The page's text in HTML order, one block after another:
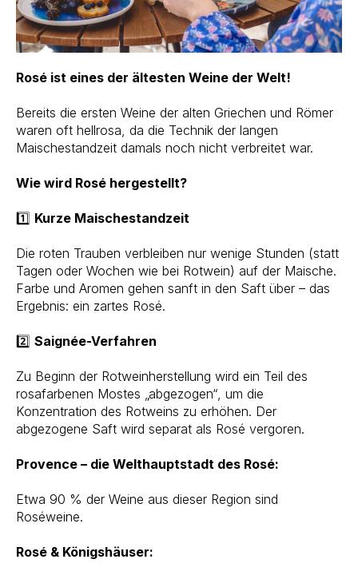
Rosé ist eines der ältesten Weine der Welt!
Bereits die ersten Weine der alten Griechen und Römer
waren oft hellrosa, da die Technik der langen
Maischestandzeit damals noch nicht verbreitet war.
Wie wird Rosé hergestellt?
1️⃣ Kurze Maischestandzeit
Die roten Trauben verbleiben nur wenige Stunden (statt
Tagen oder Wochen wie bei Rotwein) auf der Maische.
Farbe und Aromen gehen sanft in den Saft über – das
Ergebnis: ein zartes Rosé.
2️⃣ Saignée-Verfahren
Zu Beginn der Rotweinherstellung wird ein Teil des
rosafarbenen Mostes „abgezogen“, um die
Konzentration des Rotweins zu erhöhen. Der
abgezogene Saft wird separat als Rosé vergoren.
Provence – die Welthauptstadt des Rosé:
Etwa 90 % der Weine aus dieser Region sind
Roséweine.
Rosé & Königshäuser: